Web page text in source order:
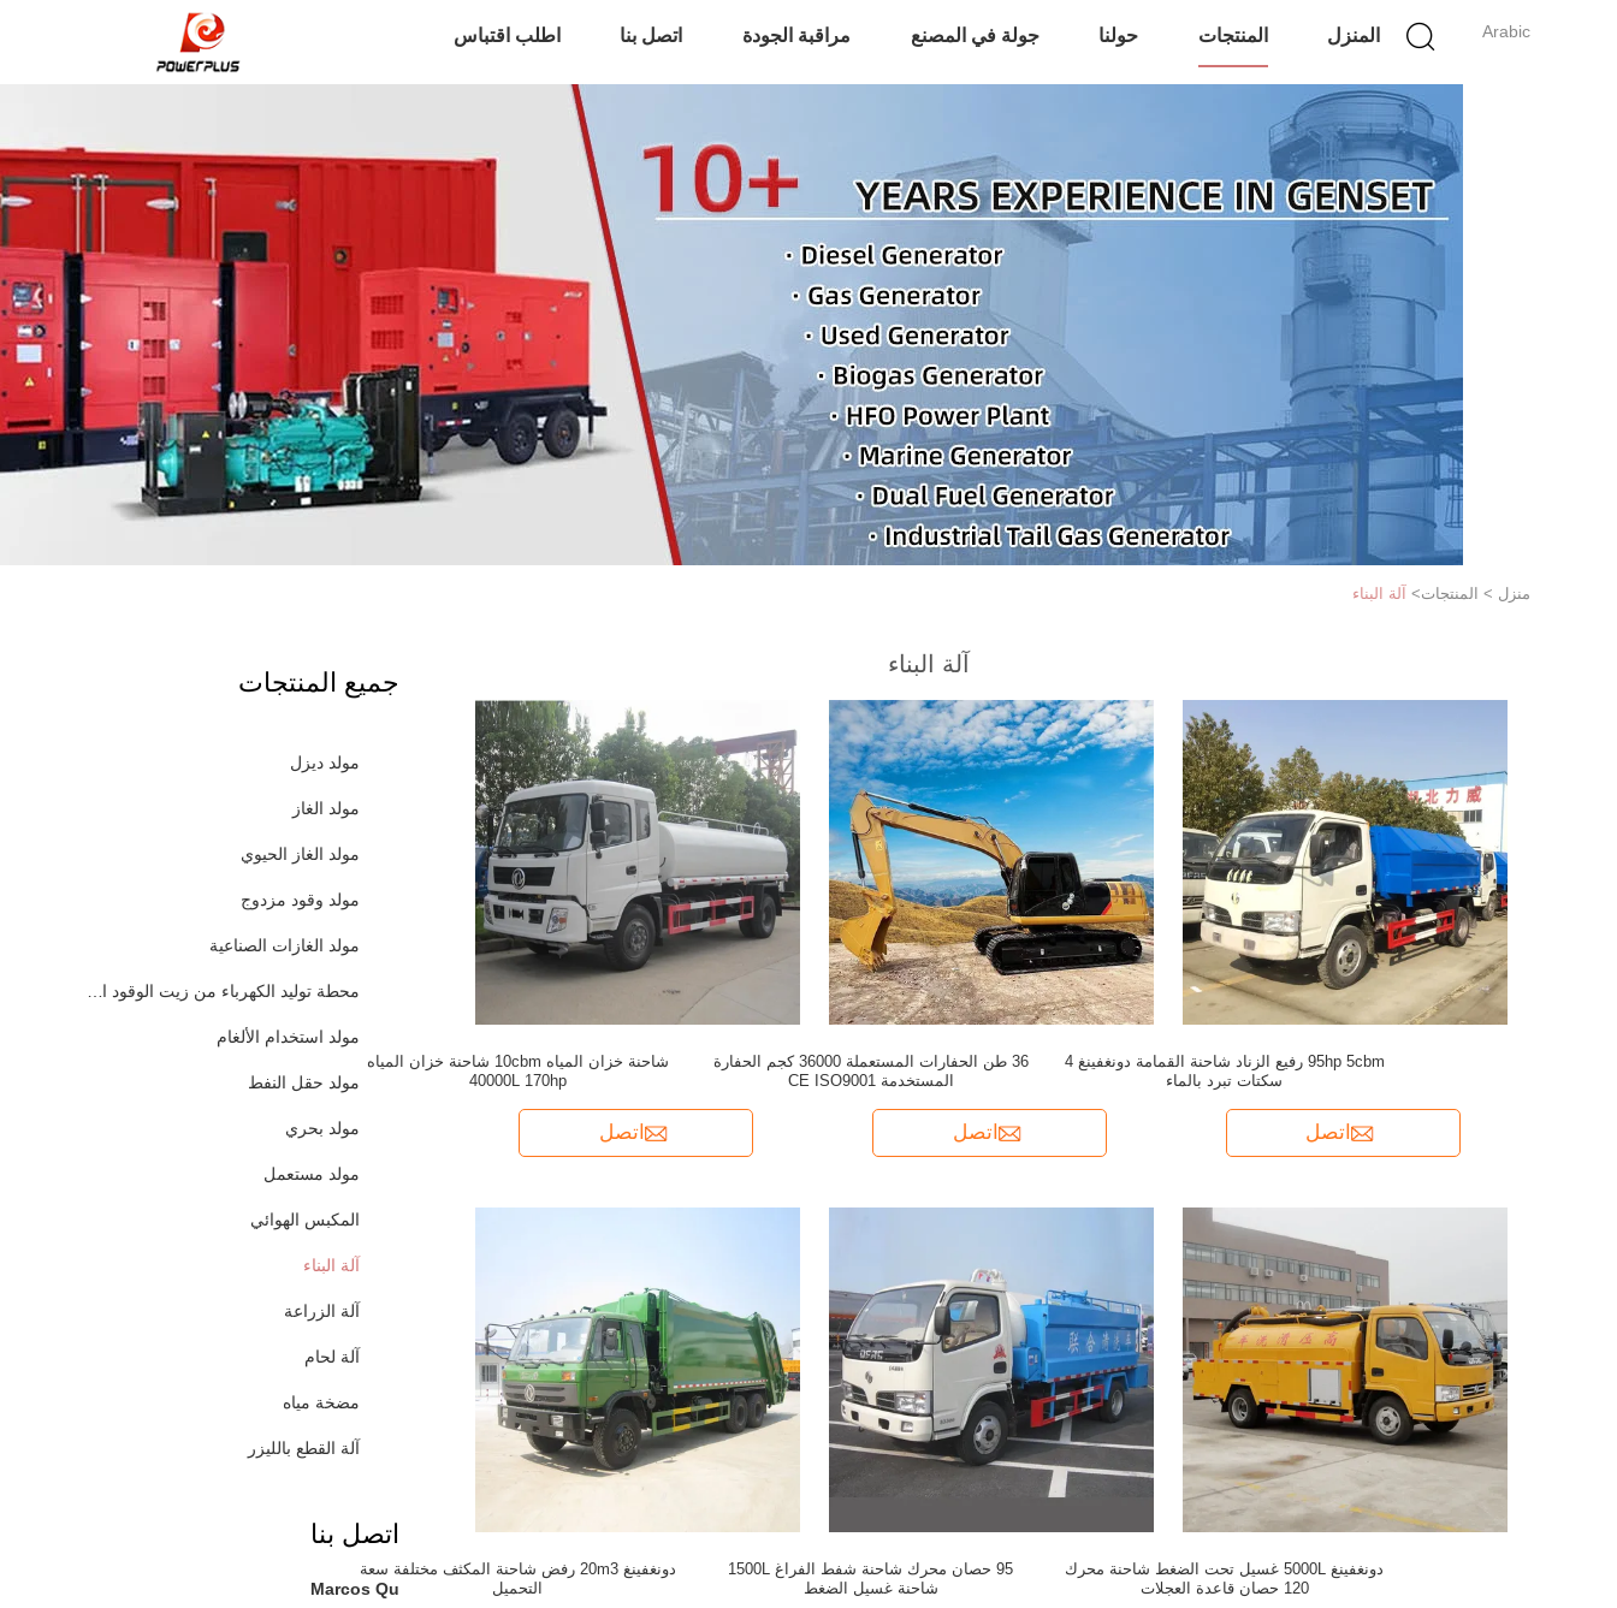
Arabic المنزل المنتجات حولنا جولة في المصنع مراقبة الجودة اتصل بنا اطلب اقتباس
منزل > المنتجات> آلة البناء
جميع المنتجات
مولد ديزل
مولد الغاز
مولد الغاز الحيوي
مولد وقود مزدوج
مولد الغازات الصناعية
محطة توليد الكهرباء من زيت الوقود الثقيل
مولد استخدام الألغام
مولد حقل النفط
مولد بحري
مولد مستعمل
المكبس الهوائي
آلة البناء
آلة الزراعة
آلة لحام
مضخة مياه
آلة القطع بالليزر
اتصل بنا
Marcos Qu
آلة البناء
شاحنة خزان المياه 10cbm شاحنة خزان المياه
40000L 170hp
اتصل
36 طن الحفارات المستعملة 36000 كجم الحفارة
المستخدمة CE ISO9001
اتصل
95hp 5cbm رفيع الزناد شاحنة القمامة دونغفينغ 4
سكتات تبرد بالماء
اتصل
دونغفينغ 20m3 رفض شاحنة المكثف مختلفة سعة
التحميل
95 حصان محرك شاحنة شفط الفراغ 1500L
شاحنة غسيل الضغط
دونغفينغ 5000L غسيل تحت الضغط شاحنة محرك
120 حصان قاعدة العجلات